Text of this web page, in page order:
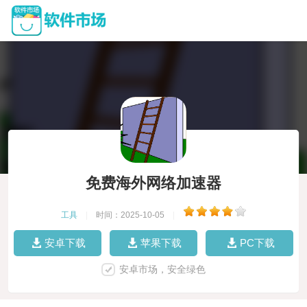
免费海外网络加速器
工具 时间：2025-10-05
安卓下载 苹果下载 PC下载
安卓市场，安全绿色